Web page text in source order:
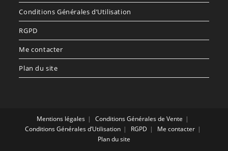
Conditions Générales d’Utilisation
RGPD
Me contacter
Plan du site
Mentions légales
Conditions Générales de Vente
Conditions Générales d’Utilisation
RGPD
Me contacter
Plan du site